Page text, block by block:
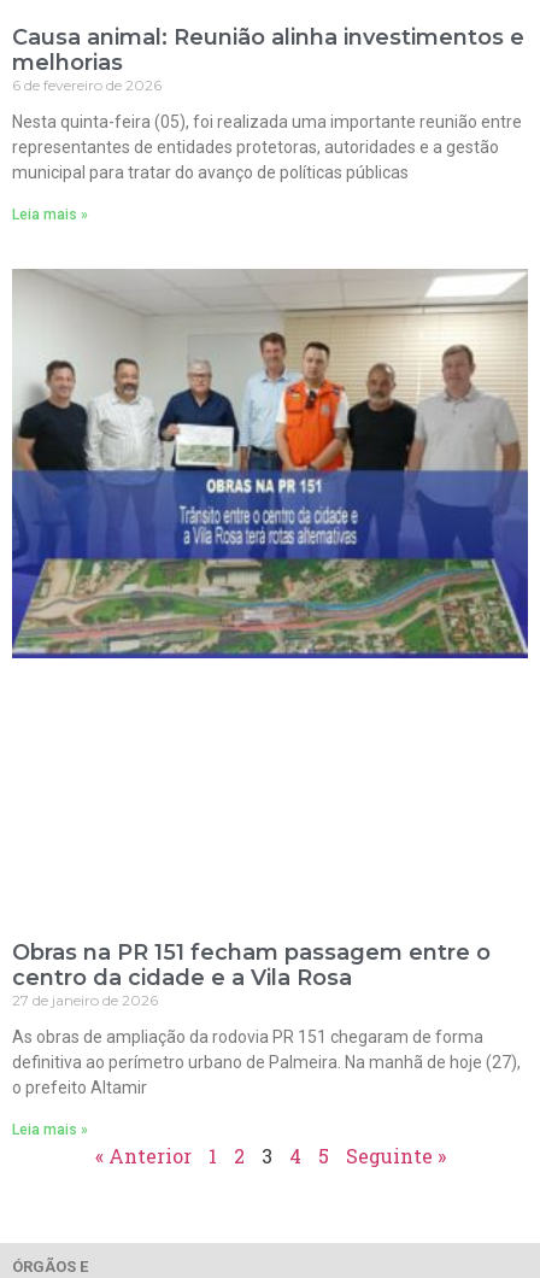
Causa animal: Reunião alinha investimentos e
melhorias
6 de fevereiro de 2026
Nesta quinta-feira (05), foi realizada uma importante reunião entre
representantes de entidades protetoras, autoridades e a gestão
municipal para tratar do avanço de políticas públicas
Leia mais »
Obras na PR 151 fecham passagem entre o
centro da cidade e a Vila Rosa
27 de janeiro de 2026
As obras de ampliação da rodovia PR 151 chegaram de forma
definitiva ao perímetro urbano de Palmeira. Na manhã de hoje (27),
o prefeito Altamir
Leia mais »
« Anterior 1 2 3 4 5 Seguinte »
ÓRGÃOS E